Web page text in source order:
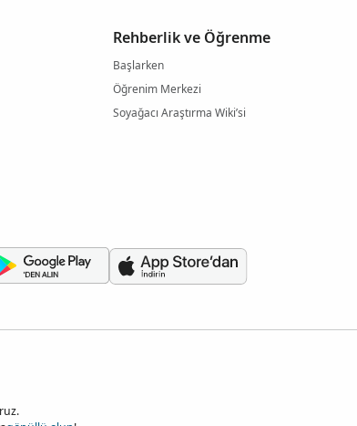
Rehberlik ve Öğrenme
Başlarken
Öğrenim Merkezi
Soyağacı Araştırma Wiki’si